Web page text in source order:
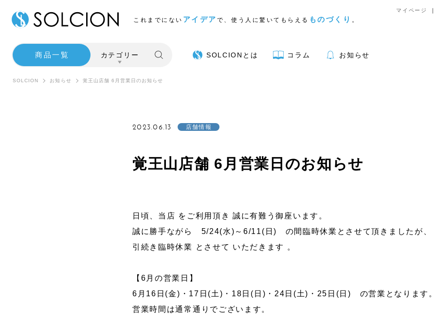
これまでにない アイデア で、使う人に驚いてもらえる ものづくり 。
マイページ
商品一覧 カテゴリー SOLCIONとは コラム お知らせ
マッサージャ
SOLCION お知らせ 覚王山店舗 6月営業日のお知らせ
覚王山店舗 6月営業日のお知らせ
2023.06.13 店舗情報
日頃、当店 をご利用頂き 誠に有難う御座います。
誠に勝手ながら 5/24(水)～6/11(日) の間臨時休業とさせて頂きましたが、
引続き臨時休業 とさせて いただきます 。
【6月の営業日】
6月16日(金)・17日(土)・18日(日)・24日(土)・25日(日) の営業となります。
営業時間は通常通りでございます。